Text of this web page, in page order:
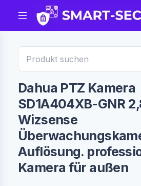
Dahua PTZ Kamera
SD1A404XB-GNR
Wizsense
Auflösung.
Kamera für außen